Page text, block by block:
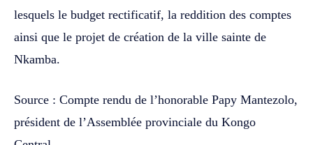
lesquels le budget rectificatif, la reddition des comptes
ainsi que le projet de création de la ville sainte de
Nkamba.
Source : Compte rendu de l’honorable Papy Mantezolo,
président de l’Assemblée provinciale du Kongo